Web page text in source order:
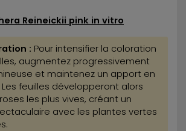
Reineickii pink in vitro
: Pour intensifier la coloration
augmentez progressivement
et maintenez un apport en
Les feuilles développeront alors
les plus vives, créant un
avec les plantes vertes